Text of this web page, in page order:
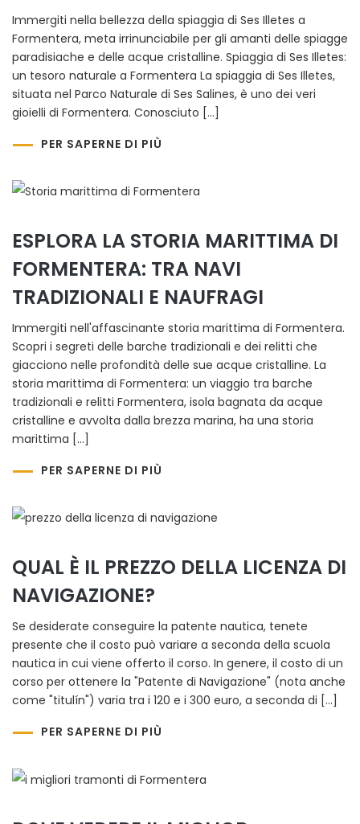
Immergiti nella bellezza della spiaggia di Ses Illetes a
Formentera, meta irrinunciabile per gli amanti delle spiagge
paradisiache e delle acque cristalline. Spiaggia di Ses Illetes:
un tesoro naturale a Formentera La spiaggia di Ses Illetes,
situata nel Parco Naturale di Ses Salines, è uno dei veri
gioielli di Formentera. Conosciuto […]
PER SAPERNE DI PIÙ
ESPLORA LA STORIA MARITTIMA DI
FORMENTERA: TRA NAVI
TRADIZIONALI E NAUFRAGI
Immergiti nell'affascinante storia marittima di Formentera.
Scopri i segreti delle barche tradizionali e dei relitti che
giacciono nelle profondità delle sue acque cristalline. La
storia marittima di Formentera: un viaggio tra barche
tradizionali e relitti Formentera, isola bagnata da acque
cristalline e avvolta dalla brezza marina, ha una storia
marittima […]
PER SAPERNE DI PIÙ
QUAL È IL PREZZO DELLA LICENZA DI
NAVIGAZIONE?
Se desiderate conseguire la patente nautica, tenete
presente che il costo può variare a seconda della scuola
nautica in cui viene offerto il corso. In genere, il costo di un
corso per ottenere la "Patente di Navigazione" (nota anche
come "titulín") varia tra i 120 e i 300 euro, a seconda di […]
PER SAPERNE DI PIÙ